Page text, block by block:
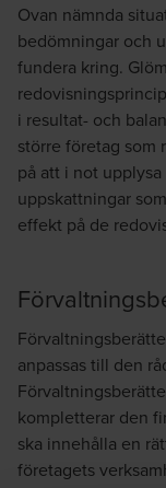
Ovan nämnda
bedömningar och
fundera kring.
i resultat- och
större företag som
på att i not
uppskattningar
effekt på de
anpassas till den
kompletterar den
ska innehålla en
företagets